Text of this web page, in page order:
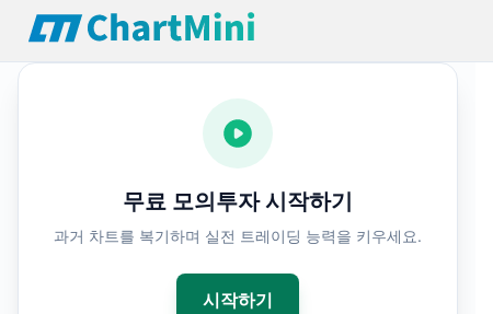
무료 모의투자 시뮬레이터 - 주식·외환·암호화폐 차트 리플레이
무료 모의투자 시작하기
과거 차트를 복기하며 실전 트레이딩 능력을 키우세요.
시작하기